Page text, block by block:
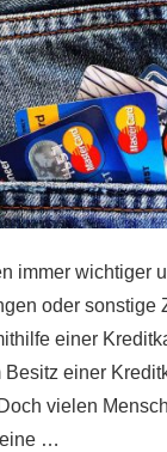
immer wichtiger
oder sonstige
einer
Besitz einer
vielen
…